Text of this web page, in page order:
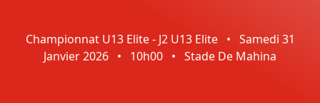
Championnat U13 Elite - J2 U13 Elite • Samedi 31
Janvier 2026 • 10h00 • Stade De Mahina